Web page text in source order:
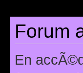
Forum
En